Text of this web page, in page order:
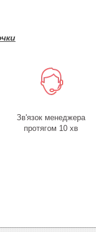
Зв'язок менеджера
протягом 10 хв